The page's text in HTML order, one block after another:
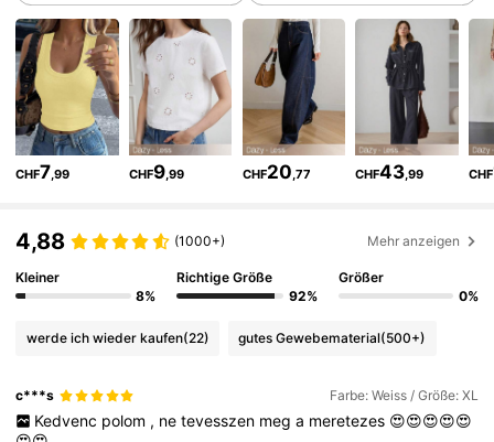
4,86 302K Follower
4,86 302K Follower
302K Follower
302K Follower
4,86 302K Follower
CHF7 ,99 CHF9 ,99 CHF20 ,77 CHF43 ,99 CHF
4,88 (1000+) Mehr anzeigen
Kleiner
8%
Richtige Größe
92%
Größer
0%
werde ich wieder kaufen(22) gutes Gewebematerial(500+)
c***s Farbe: Weiss / Größe: XL
Kedvenc polom , ne tevesszen meg a meretezes 😍😍😍😍😍